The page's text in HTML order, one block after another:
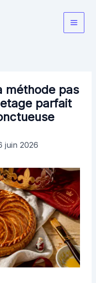
Main
méthode pas
parfait
juin 2026